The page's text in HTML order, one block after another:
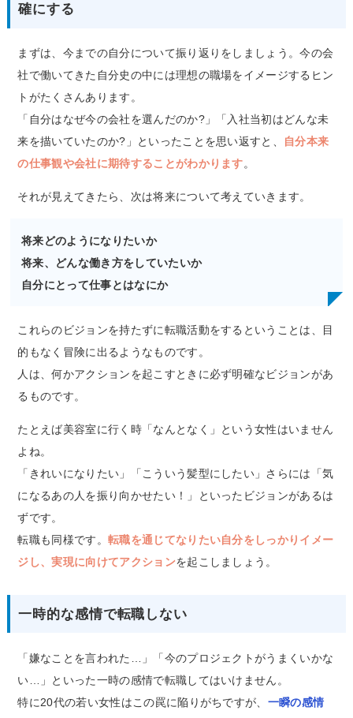
確にする
まずは、今までの自分について振り返りをしましょう。今の会
社で働いてきた自分史の中には理想の職場をイメージするヒン
トがたくさんあります。
「自分はなぜ今の会社を選んだのか?」「入社当初はどんな未
来を描いていたのか?」といったことを思い返すと、
自分本来
の仕事観や会社に期待することがわかります。
それが見えてきたら、次は将来について考えていきます。
将来どのようになりたいか
将来、どんな働き方をしていたいか
自分にとって仕事とはなにか
これらのビジョンを持たずに転職活動をするということは、目
的もなく冒険に出るようなものです。
人は、何かアクションを起こすときに必ず明確なビジョンがあ
るものです。
たとえば美容室に行く時「なんとなく」という女性はいません
よね。
「きれいになりたい」「こういう髪型にしたい」さらには「気
になるあの人を振り向かせたい！」といったビジョンがあるは
ずです。
転職も同様です。 転職を通じてなりたい自分をしっかりイメー
ジし、実現に向けてアクションを起こしましょう。
一時的な感情で転職しない
「嫌なことを言われた…」「今のプロジェクトがうまくいかな
い…」といった一時の感情で転職してはいけません。
特に20代の若い女性はこの罠に陥りがちですが、 一瞬の感情